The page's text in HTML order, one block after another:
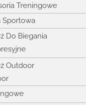
Treningowe
Sportowa
Do Biegania
Outdoor